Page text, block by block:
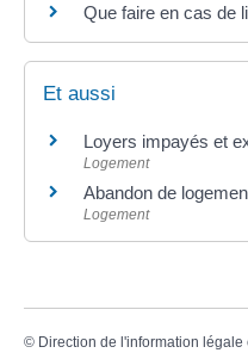
Que faire en cas de
Et aussi
Loyers impayés et
Logement
Abandon de
Logement
© Direction de l'information légale